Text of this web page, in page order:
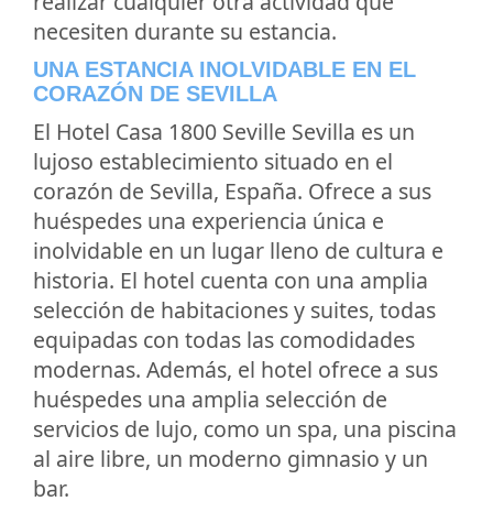
necesiten durante su estancia.
UNA ESTANCIA INOLVIDABLE EN EL
CORAZÓN DE SEVILLA
El Hotel Casa 1800 Seville Sevilla es un
lujoso establecimiento situado en el
corazón de Sevilla, España. Ofrece a sus
huéspedes una experiencia única e
inolvidable en un lugar lleno de cultura e
historia. El hotel cuenta con una amplia
selección de habitaciones y suites, todas
equipadas con todas las comodidades
modernas. Además, el hotel ofrece a sus
huéspedes una amplia selección de
servicios de lujo, como un spa, una piscina
al aire libre, un moderno gimnasio y un
bar.